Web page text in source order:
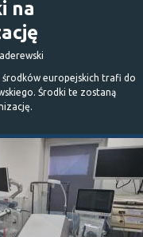
na
środków europejskich trafi do
Środki te zostaną